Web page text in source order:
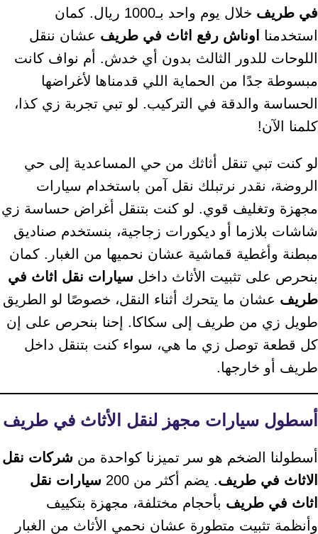
في طريف
خلال يوم واحد بـ1000 ريال. كمان
استخدمنا
اوناش رفع اثاث في طريف عشان ننقل
اللوحات للدور الثالث بدون أي خدش. أم نواف كانت
مبسوطة جدًا من الحماية اللي قدمناها لأغراضها
الحساسة والدقة في التركيب. لو تبي تجربة زي كذا،
كلمنا الآن!
لو كنت تبي تنقل أثاثك من حي المساعدية إلى حي
الروضة، نقدر نرتبلك نقل آمن باستخدام سيارات
مجهزة وتغليف قوي. لو كنت بتنقل أغراض حساسة زي
شاشات بلازما أو ديكورات زجاجية، بنستخدم صناديق
مبطنة وأغطية قماشية عشان نحميها من الغبار. كمان
بنحرص على تثبيت الأثاث داخل سيارات نقل اثاث في
طريف عشان ما يتحرك أثناء النقل، خصوصًا لو الطريق
طويل زي من طريف إلى سكاكا. إحنا بنحرص على إن
كل قطعة توصل زي ما هي، سواء كنت بتنقل داخل
طريف أو خارجها.
أسطول سيارات مجهز لنقل الأثاث في طريف
أسطولنا الضخم هو سر تميزنا كواحدة من شركات نقل
الاثاث في طريف. يضم أكثر من 200
سيارات نقل
اثاث في طريف بأحجام مختلفة، مجهزة بتكييف
وأنظمة تثبيت متطورة عشان نحمي الأثاث من الغبار